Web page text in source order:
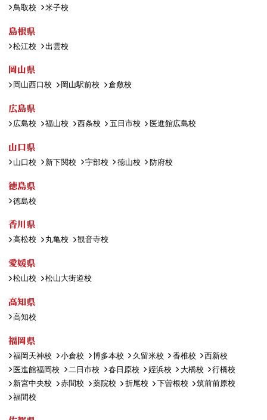
鳥取校 米子校
島根県
松江校 出雲校
岡山県
岡山西口校 岡山駅前校 倉敷校
広島県
広島校 福山校 西条校 五日市校 医進館広島校
山口県
山口校 新下関校 宇部校 徳山校 防府校
徳島県
徳島校
香川県
高松校 丸亀校 観音寺校
愛媛県
松山校 松山大街道校
高知県
高知校
福岡県
福岡天神校 小倉校 博多本校 久留米校 香椎校
西新校
医進館福岡校
二日市校 春日原校 姪浜校 大橋校
行橋校
新宮中央校
赤間校 薬院校 折尾校 下曽根校
筑前前原校
福間校